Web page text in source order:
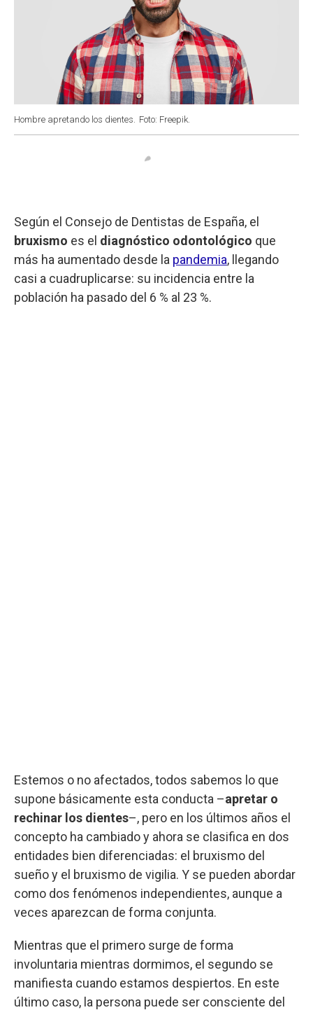
Hombre apretando los dientes. Foto: Freepik.
Según el Consejo de Dentistas de España, el
bruxismo es el diagnóstico odontológico que
más ha aumentado desde la pandemia, llegando
casi a cuadruplicarse: su incidencia entre la
población ha pasado del 6 % al 23 %.
Estemos o no afectados, todos sabemos lo que
supone básicamente esta conducta –apretar o
rechinar los dientes–, pero en los últimos años el
concepto ha cambiado y ahora se clasifica en dos
entidades bien diferenciadas: el bruxismo del
sueño y el bruxismo de vigilia. Y se pueden abordar
como dos fenómenos independientes, aunque a
veces aparezcan de forma conjunta.
Mientras que el primero surge de forma
involuntaria mientras dormimos, el segundo se
manifiesta cuando estamos despiertos. En este
último caso, la persona puede ser consciente del